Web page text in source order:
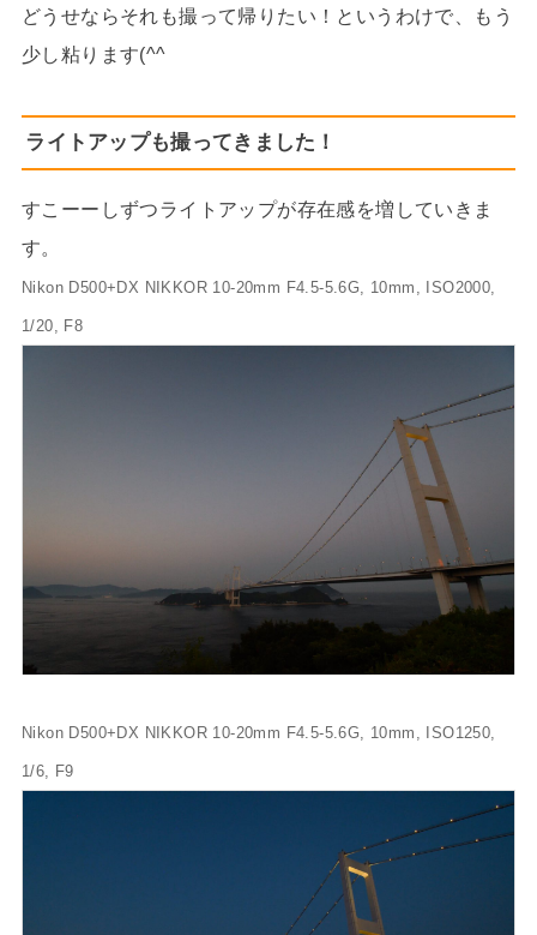
どうせならそれも撮って帰りたい！というわけで、もう
少し粘ります(^^
ライトアップも撮ってきました！
すこーーしずつライトアップが存在感を増していきま
す。
Nikon D500+DX NIKKOR 10-20mm F4.5-5.6G, 10mm, ISO2000,
1/20, F8
Nikon D500+DX NIKKOR 10-20mm F4.5-5.6G, 10mm, ISO1250,
1/6, F9